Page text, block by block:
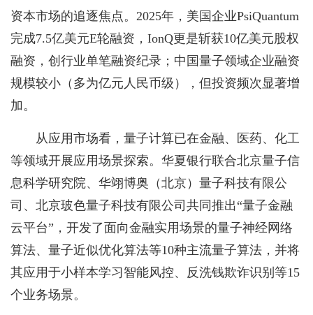
资本市场的追逐焦点。2025年，美国企业PsiQuantum
完成7.5亿美元E轮融资，IonQ更是斩获10亿美元股权
融资，创行业单笔融资纪录；中国量子领域企业融资
规模较小（多为亿元人民币级），但投资频次显著增
加。
从应用市场看，量子计算已在金融、医药、化工
等领域开展应用场景探索。华夏银行联合北京量子信
息科学研究院、华翊博奥（北京）量子科技有限公
司、北京玻色量子科技有限公司共同推出“量子金融
云平台”，开发了面向金融实用场景的量子神经网络
算法、量子近似优化算法等10种主流量子算法，并将
其应用于小样本学习智能风控、反洗钱欺诈识别等15
个业务场景。